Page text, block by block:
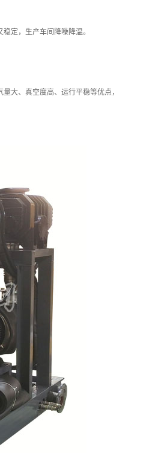
定，生产车间降噪降温。
大、真空度高、运行平稳等优点，